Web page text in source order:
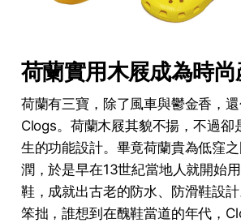
荷蘭實用木屐成為時
荷蘭有三寶，除了風車與鬱金香，
Clogs。荷蘭木屐其貌不揚，不過卻
生的功能設計。畢竟荷蘭貴為低窪
潤，於是早在13世紀當地人就開始
鞋，成就出古老的防水、防滑鞋設
笨拙，誰想到在醜鞋當道的年代，